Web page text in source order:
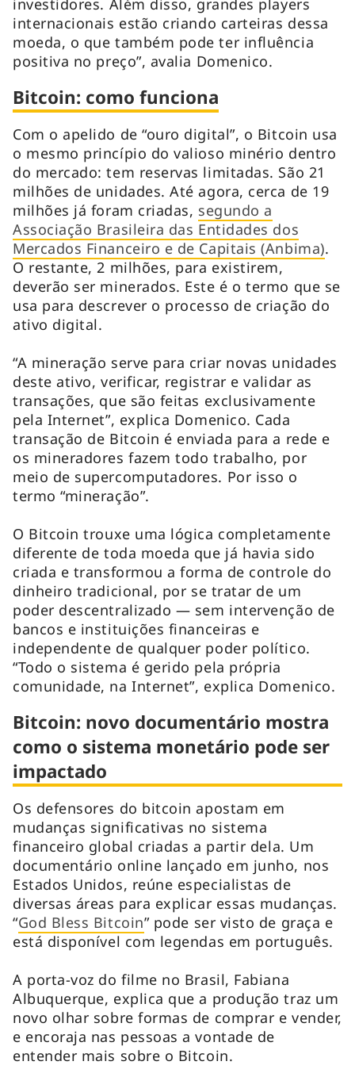
internacionais estão criando carteiras dessa
moeda, o que também pode ter influência
positiva no preço”, avalia Domenico.
Bitcoin: como funciona
Com o apelido de “ouro digital”, o Bitcoin usa
o mesmo princípio do valioso minério dentro
do mercado: tem reservas limitadas. São 21
milhões de unidades. Até agora, cerca de 19
milhões já foram criadas, segundo a
Associação Brasileira das Entidades dos
Mercados Financeiro e de Capitais (Anbima).
O restante, 2 milhões, para existirem,
deverão ser minerados. Este é o termo que se
usa para descrever o processo de criação do
ativo digital.
“A mineração serve para criar novas unidades
deste ativo, verificar, registrar e validar as
transações, que são feitas exclusivamente
pela Internet”, explica Domenico. Cada
transação de Bitcoin é enviada para a rede e
os mineradores fazem todo trabalho, por
meio de supercomputadores. Por isso o
termo “mineração”.
O Bitcoin trouxe uma lógica completamente
diferente de toda moeda que já havia sido
criada e transformou a forma de controle do
dinheiro tradicional, por se tratar de um
poder descentralizado — sem intervenção de
bancos e instituições financeiras e
independente de qualquer poder político.
“Todo o sistema é gerido pela própria
comunidade, na Internet”, explica Domenico.
Bitcoin: novo documentário mostra
como o sistema monetário pode ser
impactado
Os defensores do bitcoin apostam em
mudanças significativas no sistema
financeiro global criadas a partir dela. Um
documentário online lançado em junho, nos
Estados Unidos, reúne especialistas de
diversas áreas para explicar essas mudanças.
“God Bless Bitcoin” pode ser visto de graça e
está disponível com legendas em português.
A porta-voz do filme no Brasil, Fabiana
Albuquerque, explica que a produção traz um
novo olhar sobre formas de comprar e vender,
e encoraja nas pessoas a vontade de
entender mais sobre o Bitcoin.